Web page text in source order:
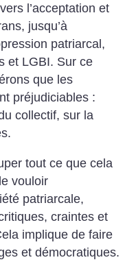
l’acceptation et
jusqu’à
patriarcal,
et LGBI. Sur ce
que les
préjudiciables :
collectif, sur la
tout ce que cela
vouloir
patriarcale,
craintes et
implique de faire
et démocratiques.